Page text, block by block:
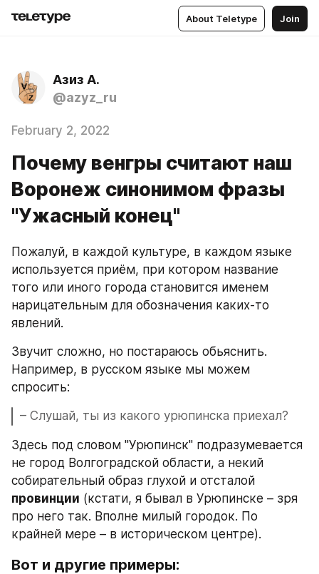
About Teletype Join
Азиз А.
@azyz_ru
February 2, 2022
Почему венгры считают наш
Воронеж синонимом фразы
"Ужасный конец"
Пожалуй, в каждой культуре, в каждом языке
используется приём, при котором название
того или иного города становится именем
нарицательным для обозначения каких-то
явлений.
Звучит сложно, но постараюсь обьяснить.
Например, в русском языке мы можем
спросить:
– Слушай, ты из какого урюпинска приехал?
Здесь под словом "Урюпинск" подразумевается
не город Волгоградской области, а некий
провинции (кстати, я бывал в Урюпинске – зря
про него так. Вполне милый городок. По
крайней мере – в историческом центре).
Вот и другие примеры: